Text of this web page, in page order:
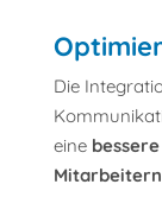
Die
eine